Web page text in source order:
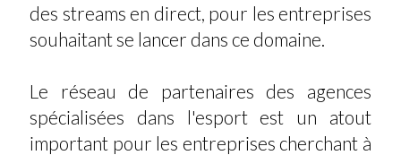
des streams en direct, pour les entreprises
souhaitant se lancer dans ce domaine.
Le réseau de partenaires des agences
spécialisées dans l'esport est un atout
important pour les entreprises cherchant à